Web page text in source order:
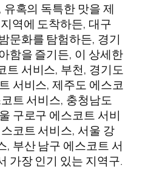
혹의 독특한 맛을 제
역에 도착하든, 대구
문화를 탐험하든, 경기
함을 즐기든, 이 상세한
트 서비스, 부천, 경기도
서비스, 제주도 에스코
트 서비스, 충청남도
구로구 에스코트 서비
코트 서비스, 서울 강
, 부산 남구 에스코트 서
가장 인기 있는 지역구.